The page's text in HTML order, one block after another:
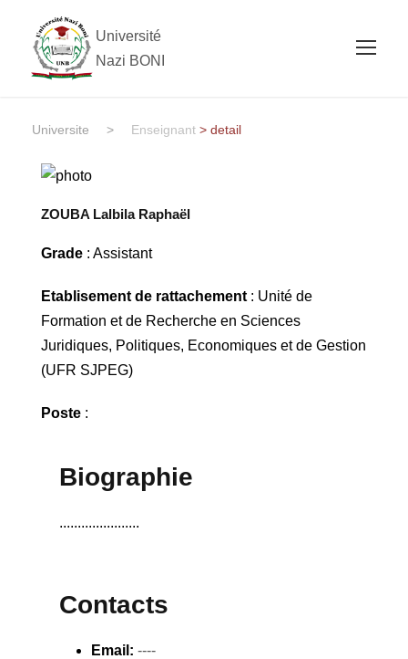
Université
Nazi BONI
Universite > Enseignant > detail
ZOUBA Lalbila Raphaël
Grade: Assistant
Etablisement de rattachement: Unité de
Formation et de Recherche en Sciences
Juridiques, Politiques, Economiques et de Gestion
(UFR SJPEG)
Poste:
Biographie
......................
Contacts
Email: ----